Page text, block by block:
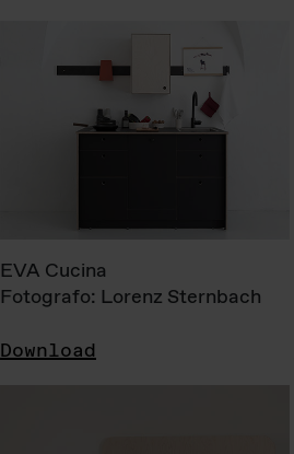
EVA Cucina
Fotografo: Lorenz Sternbach
Download